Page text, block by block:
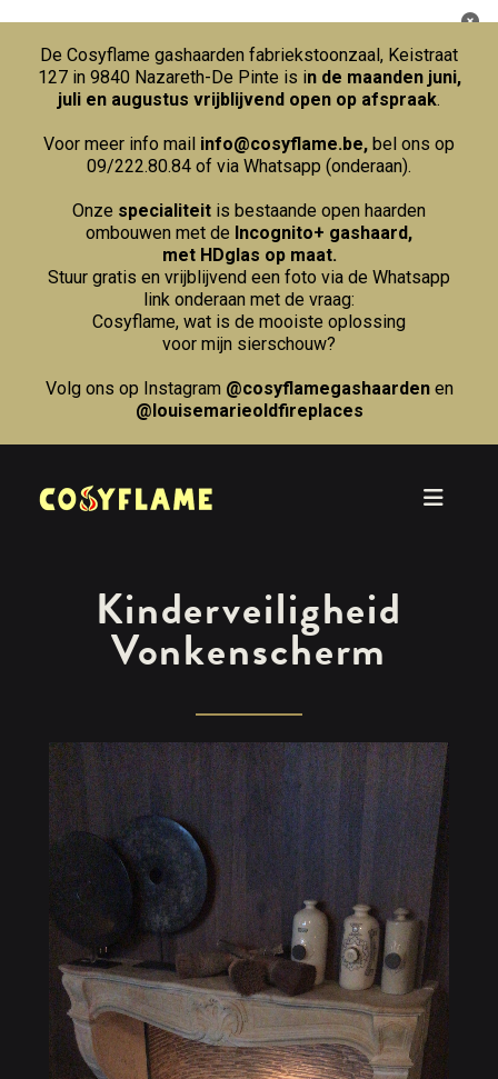
De Cosyflame gashaarden fabriekstoonzaal, Keistraat
127 in 9840 Nazareth-De Pinte is in de maanden juni,
juli en augustus vrijblijvend open op afspraak.
Voor meer info mail info@cosyflame.be, bel ons op
09/222.80.84 of via Whatsapp (onderaan).
Onze specialiteit is bestaande open haarden
ombouwen met de Incognito+ gashaard,
met HDglas op maat.
Stuur gratis en vrijblijvend een foto via de Whatsapp
link onderaan met de vraag:
Cosyflame, wat is de mooiste oplossing
voor mijn sierschouw?
Volg ons op Instagram @cosyflamegashaardenen
@louisemarieoldfireplaces
Kinderveiligheid
Vonkenscherm